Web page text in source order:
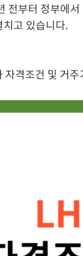
전부터 정부에
치고 있습니다.
자격조건 및 거